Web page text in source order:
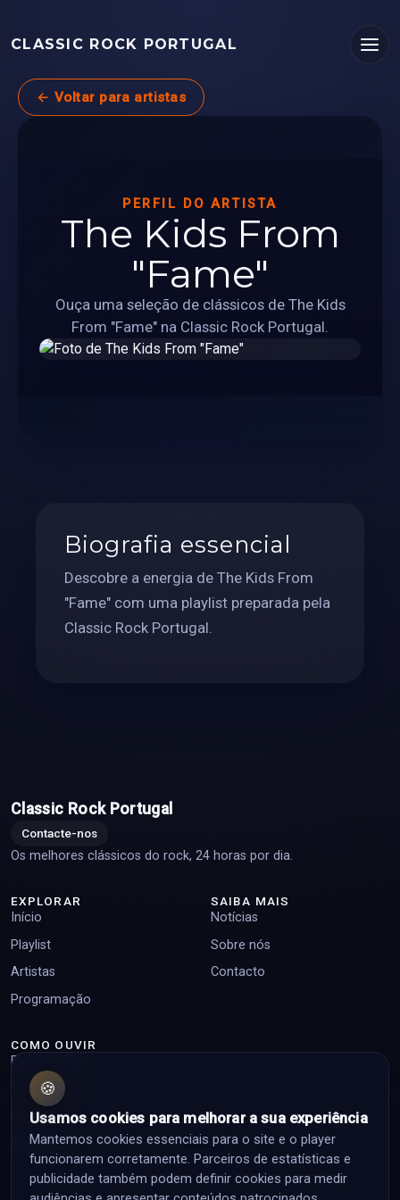
CLASSIC ROCK PORTUGAL
← Voltar para artistas
PERFIL DO ARTISTA
The Kids From
"Fame"
Ouça uma seleção de clássicos de The Kids
From "Fame" na Classic Rock Portugal.
Biografia essencial
Descobre a energia de The Kids From
"Fame" com uma playlist preparada pela
Classic Rock Portugal.
Classic Rock Portugal
Contacte-nos
Os melhores clássicos do rock, 24 horas por dia.
EXPLORAR
Início
Playlist
Artistas
Programação
SAIBA MAIS
Notícias
Sobre nós
Contacto
COMO OUVIR
Player online
Top pedidos
Facebook
Instagram
🍪
Usamos cookies para melhorar a sua experiência
Mantemos cookies essenciais para o site e o player
funcionarem corretamente. Parceiros de estatísticas e
publicidade também podem definir cookies para medir